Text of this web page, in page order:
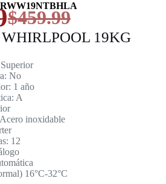
$459.99
19KG
No
1 año
A
inoxidable
12
16°C-32°C